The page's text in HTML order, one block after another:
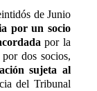
de Junio
por un socio
por la
dos socios,
sujeta al
del Tribunal